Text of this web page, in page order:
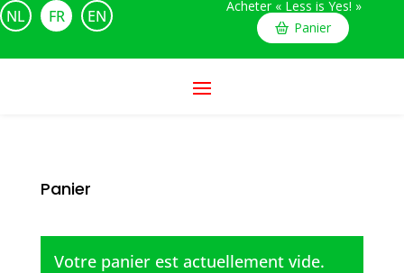
NL FR EN
Acheter « Less is Yes! »
Panier
Panier
Votre panier est actuellement vide.